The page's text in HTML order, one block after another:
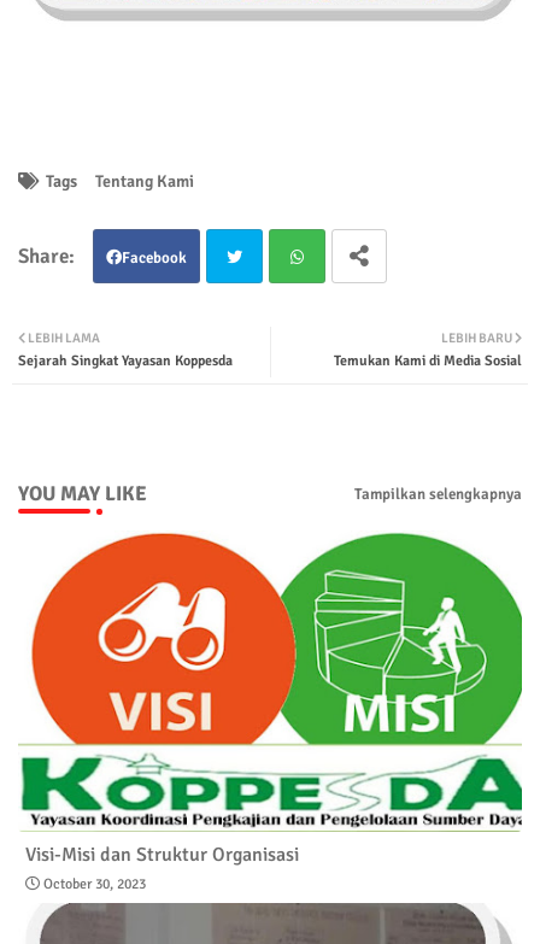
Tags Tentang Kami
Facebook
ter
LEBIH BARU
Temukan Kami di Media Sosial
LEBIH LAMA
Sejarah Singkat Yayasan Koppesda
YOU MAY LIKE Tampilkan selengkapnya
Visi-Misi dan Struktur Organisasi
October 30, 2023